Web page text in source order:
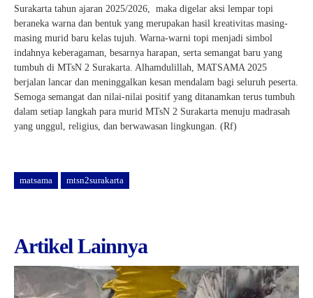
Surakarta tahun ajaran 2025/2026, maka digelar aksi lempar topi
beraneka warna dan bentuk yang merupakan hasil kreativitas masing-
masing murid baru kelas tujuh. Warna-warni topi menjadi simbol
indahnya keberagaman, besarnya harapan, serta semangat baru yang
tumbuh di MTsN 2 Surakarta. Alhamdulillah, MATSAMA 2025
berjalan lancar dan meninggalkan kesan mendalam bagi seluruh peserta.
Semoga semangat dan nilai-nilai positif yang ditanamkan terus tumbuh
dalam setiap langkah para murid MTsN 2 Surakarta menuju madrasah
yang unggul, religius, dan berwawasan lingkungan. (Rf)
matsama mtsn2surakarta
Artikel Lainnya